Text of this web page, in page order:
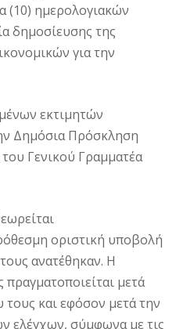
(10) ημερολογιακών
δημοσίευσης της
για την
εκτιμητών
Δημόσια Πρόσκληση
Γενικού Γραμματέα
οριστική υποβολή
ανατέθηκαν. Η
μετά
και εφόσον μετά την
ελέγχων, σύμφωνα με τις